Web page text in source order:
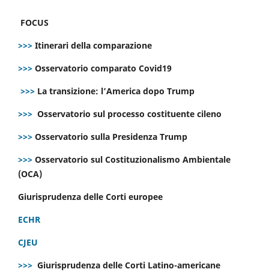
FOCUS
>>> Itinerari della comparazione
>>> Osservatorio comparato Covid19
>>> La transizione: l’America dopo Trump
>>> Osservatorio sul processo costituente cileno
>>> Osservatorio sulla Presidenza Trump
>>> Osservatorio sul Costituzionalismo Ambientale
(OCA)
Giurisprudenza delle Corti europee
ECHR
CJEU
>>> Giurisprudenza delle Corti Latino-americane